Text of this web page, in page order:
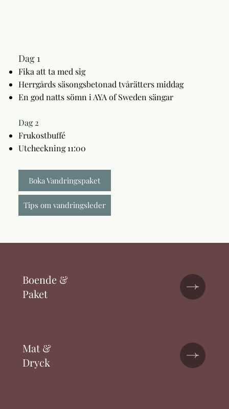
Dag 1
Fika att ta med sig
Herrgårds säsongsbetonad tvårätters middag
En god natts sömn i AYA of Sweden sängar
Dag 2
Frukostbuffé
Utcheckning 11:00
Boka Vandringspaket
Tips om vandringsleder
Boende &
Paket
Mat &
Dryck